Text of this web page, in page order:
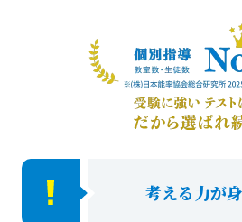
考える力が